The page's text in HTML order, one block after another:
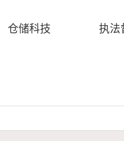
仓储科技 执法